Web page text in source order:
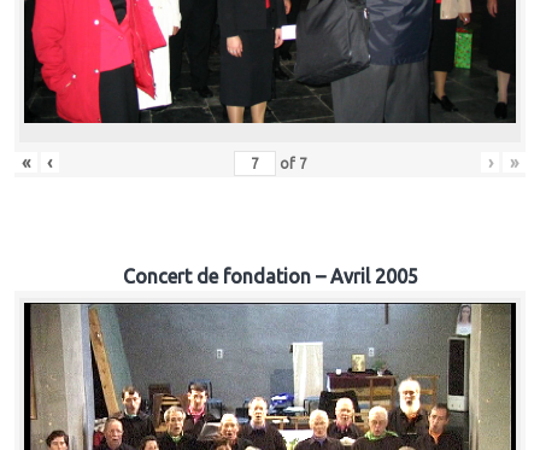
« ‹ of 7 › »
Concert de fondation – Avril 2005